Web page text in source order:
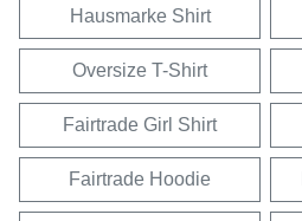
Hausmarke Shirt
Oversize T-Shirt
Fairtrade Girl Shirt
Fairtrade Hoodie